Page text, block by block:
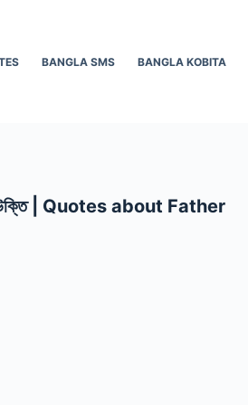
BANGLA SMS BANGLA KOBITA
উক্তি | Quotes about Father